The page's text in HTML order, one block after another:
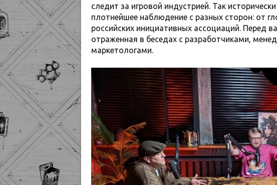
следит за игровой индустрией. Так
плотнейшее наблюдение с разных сторон: от
российских инициативных ассоциаций. Перед
отраженная в беседах с разработчиками,
маркетологами.